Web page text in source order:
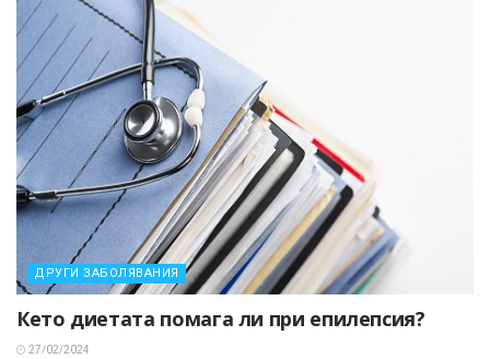
ДРУГИ ЗАБОЛЯВАНИЯ
Кето диетата помага ли при епилепсия?
27/02/2024